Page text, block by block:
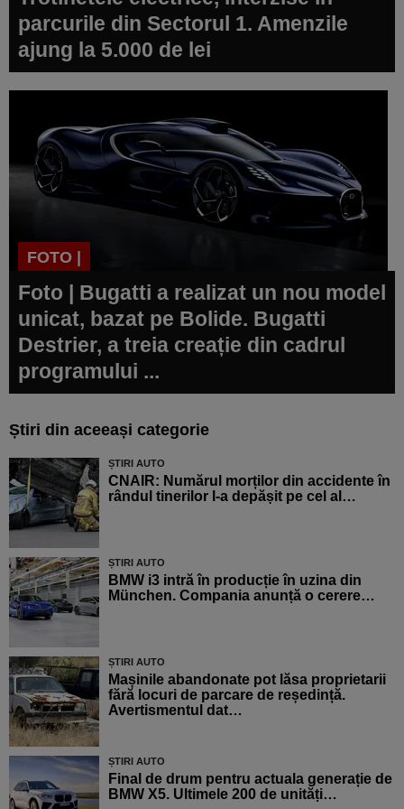
parcurile din Sectorul 1. Amenzile
ajung la 5.000 de lei
FOTO |
Foto | Bugatti a realizat un nou model
unicat, bazat pe Bolide. Bugatti
Destrier, a treia creație din cadrul
programului ...
Știri din aceeași categorie
ȘTIRI AUTO
CNAIR: Numărul morților din accidente în
rândul tinerilor l-a depășit pe cel al…
ȘTIRI AUTO
BMW i3 intră în producție în uzina din
München. Compania anunță o cerere…
ȘTIRI AUTO
Mașinile abandonate pot lăsa proprietarii
fără locuri de parcare de reședință.
Avertismentul dat…
ȘTIRI AUTO
Final de drum pentru actuala generație de
BMW X5. Ultimele 200 de unități…